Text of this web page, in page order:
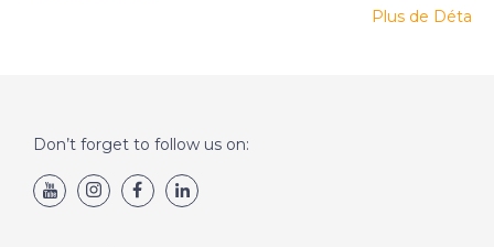
Plus de Détails
Don’t forget to follow us on: